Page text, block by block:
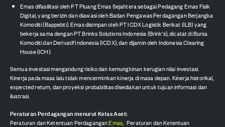
Emas difasilitasi oleh PT Pluang Emas Sejahtera sebagai Pedagang Emas Fisik
Digital, yang berizin dan diawasi oleh Badan Pengawas Perdagangan Berjangka
Komoditi (Bappebti). Emas disimpan oleh PT ICDX Logistik Berikat (ILB) yang
bekerja sama dengan PT Brinks Solutions Indonesia (Brink's), dicatat di Bursa
Komoditi dan Derivatif Indonesia (ICDX), dan dijamin oleh Indonesia Clearing
House (ICH).
Semua investasi mengandung risiko dan kemungkinan kerugian nilai investasi.
Kinerja pada masa lalu tidak mencerminkan kinerja di masa depan. Kinerja historikal,
expected return, dan proyeksi probabilitas disediakan untuk tujuan informasi dan
ilustrasi.
Peraturan Perdagangan menurut Kelas Aset:
Peraturan dan Ketentuan PerdaganganEmas, Peraturan dan Ketentuan